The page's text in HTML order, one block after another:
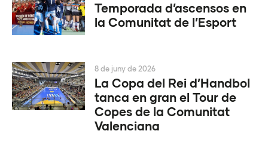
Temporada d’ascensos en
la Comunitat de l’Esport
La Copa del Rei d’Handbol
tanca en gran el Tour de
Copes de la Comunitat
Valenciana
8 de juny de 2026